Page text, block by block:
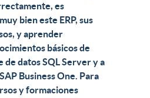
es
bien este ERP, sus
yaprender
básicos de
de datos SQL Server y a
Business One. Para
y formaciones